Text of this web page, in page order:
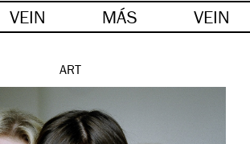
VEIN MÁS VEIN
ART